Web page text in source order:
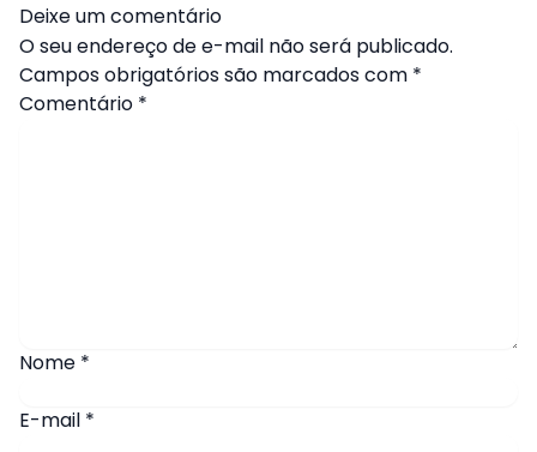
Deixe um comentário
O seu endereço de e-mail não será publicado.
Campos obrigatórios são marcados com *
Comentário *
Nome *
E-mail *